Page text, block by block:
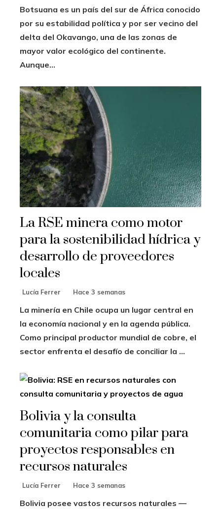
Botsuana es un país del sur de África conocido
por su estabilidad política y por ser vecino del
delta del Okavango, una de las zonas de
mayor valor ecológico del continente.
Aunque...
La RSE minera como motor
para la sostenibilidad hídrica y
desarrollo de proveedores
locales
Lucía Ferrer Hace 3 semanas
La minería en Chile ocupa un lugar central en
la economía nacional y en la agenda pública.
Como principal productor mundial de cobre, el
sector enfrenta el desafío de conciliar la ...
Bolivia y la consulta
comunitaria como pilar para
proyectos responsables en
recursos naturales
Lucía Ferrer Hace 3 semanas
Bolivia posee vastos recursos naturales —